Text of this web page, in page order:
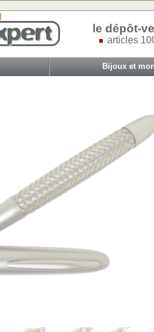
le dépôt-
articles
Bijoux et